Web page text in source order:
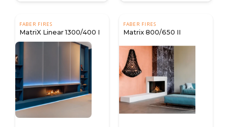
FABER FIRES
MatriX Linear 1300/400 I
FABER FIRES
Matrix 800/650 II